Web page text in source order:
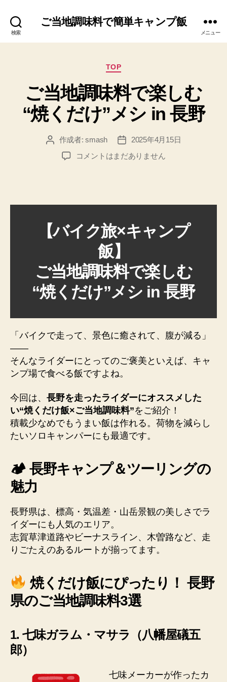
検索
ご当地調味料で簡単キャンプ飯
メニュー
カ
ゴ
リ
ー
TOP
ご当地調味料で楽しむ
“焼くだけ”メシ in 長野
投 作成者:smash
投
稿
日
2025年4月15日
ご
で
楽
“焼
く
だ
け”メ
長
へ
の
コメントはまだありません
【バイク旅×キャンプ
飯】
ご当地調味料で楽しむ
“焼くだけ”メシ in 長野
「バイクで走って、景色に癒されて、腹が減る」
——
そんなライダーにとってのご褒美といえば、キャ
ンプ場で食べる飯ですよね。
今回は、 長野を走ったライダーにオススメした
い“焼くだけ飯×ご当地調味料”をご紹介！
積載少なめでもうまい飯は作れる。荷物を減らし
たいソロキャンパーにも最適です。
🏕 長野キャンプ＆ツーリングの
魅力
長野県は、標高・気温差・山岳景観の美しさでラ
イダーにも人気のエリア。
志賀草津道路やビーナスライン、木曽路など、走
りごたえのあるルートが揃ってます。
焼くだけ飯にぴったり！ 長野
県のご当地調味料3選
1. 七味ガラム・マサラ（八幡屋礒五
郎）
七味メーカーが作ったカ